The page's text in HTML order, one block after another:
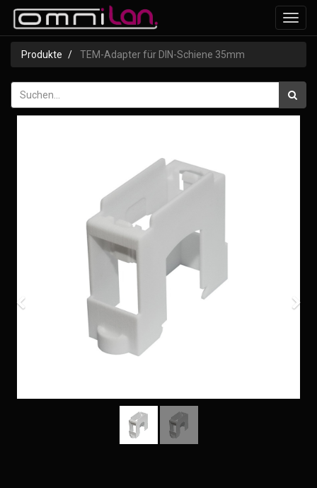
ein-/
Produkte
TEM-Adapter für DIN-Schiene 35mm